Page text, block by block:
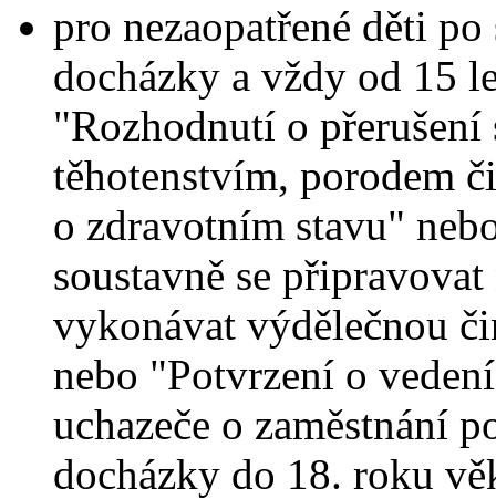
pro nezaopatřené děti
docházky a vždy od 15
"Rozhodnutí o
těhotenstvím, porodem
o zdravotním stavu"
soustavně se
vykonávat výdělečnou
nebo "Potvrzení o
uchazeče o zaměstnání
docházky do 18. roku